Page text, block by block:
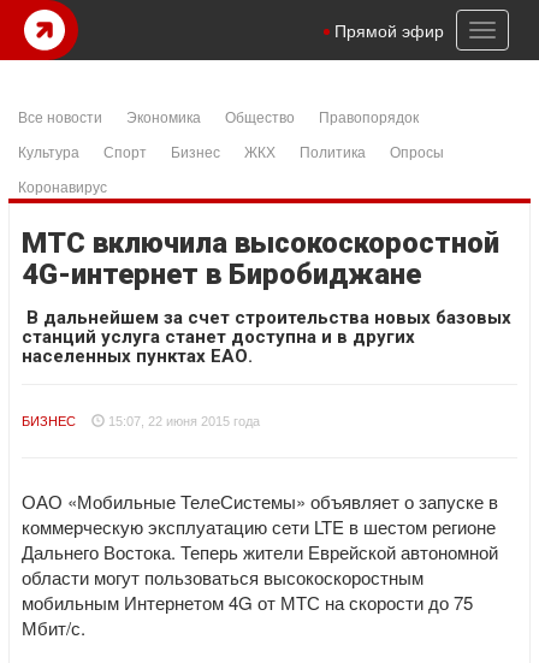
Toggle
Прямой эфир
Все новости Экономика Общество
Правопорядок
Культура
Спорт Бизнес ЖКХ Политика
Опросы
Коронавирус
МТС включила высокоскоростной
4G-интернет в Биробиджане
В дальнейшем за счет строительства новых базовых
станций услуга станет доступна и в других
населенных пунктах ЕАО.
БИЗНЕС 15:07, 22 июня 2015 года
ОАО «Мобильные ТелеСистемы» объявляет о запуске в
коммерческую эксплуатацию сети LTE в шестом регионе
Дальнего Востока. Теперь жители Еврейской автономной
области могут пользоваться высокоскоростным
мобильным Интернетом 4G от МТС на скорости до 75
Мбит/с.